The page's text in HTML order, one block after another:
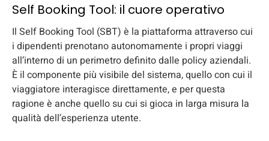
Self Booking Tool: il cuore operativo
Il Self Booking Tool (SBT) è la piattaforma attraverso cui
i dipendenti prenotano autonomamente i propri viaggi
all’interno di un perimetro definito dalle policy aziendali.
È il componente più visibile del sistema, quello con cui il
viaggiatore interagisce direttamente, e per questa
ragione è anche quello su cui si gioca in larga misura la
qualità dell’esperienza utente.